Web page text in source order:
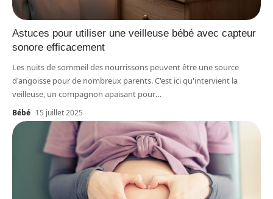
Astuces pour utiliser une veilleuse bébé avec capteur
sonore efficacement
Les nuits de sommeil des nourrissons peuvent être une source
d'angoisse pour de nombreux parents. C'est ici qu'intervient la
veilleuse, un compagnon apaisant pour…
Bébé 15 juillet 2025